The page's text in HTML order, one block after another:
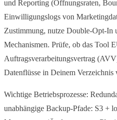
und Reporting (Öffnungsraten,
Einwilligungslogs von
Zustimmung, nutze Double-Opt-In
Mechanismen. Prüfe, ob das Tool
Auftragsverarbeitungsvertrag
Datenflüsse in Deinem Verzeichnis
Wichtige Betriebsprozesse:
unabhängige Backup-Pfade: S3 +